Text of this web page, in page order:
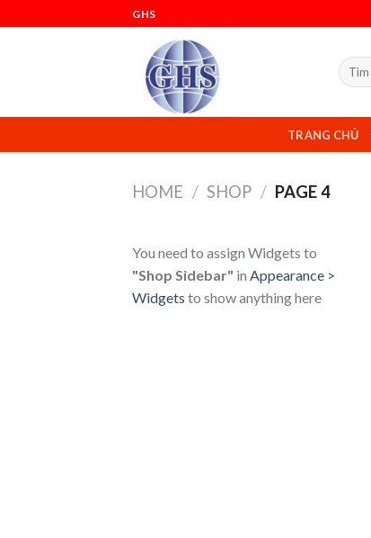
to
GHS
TRANG CHỦ
HOME / SHOP / PAGE 4
You need to assign Widgets to
"Shop Sidebar" in Appearance >
Widgets to show anything here